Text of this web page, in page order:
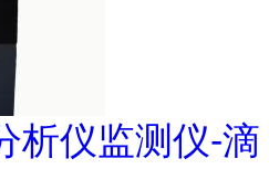
析仪监测仪-滴